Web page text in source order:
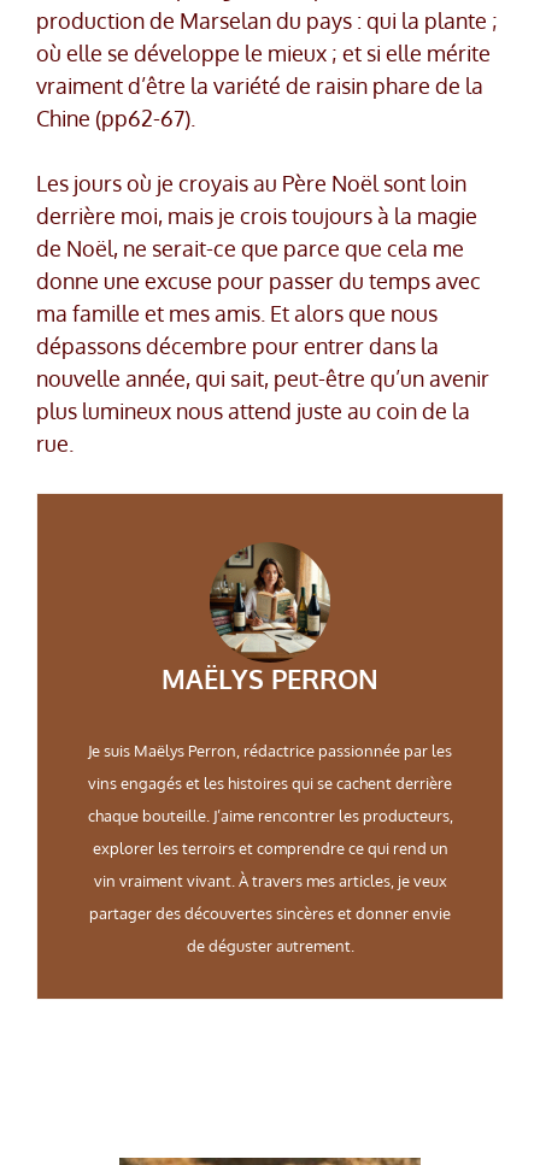
production de Marselan du pays : qui la plante ;
où elle se développe le mieux ; et si elle mérite
vraiment d’être la variété de raisin phare de la
Chine (pp62-67).
Les jours où je croyais au Père Noël sont loin
derrière moi, mais je crois toujours à la magie
de Noël, ne serait-ce que parce que cela me
donne une excuse pour passer du temps avec
ma famille et mes amis. Et alors que nous
dépassons décembre pour entrer dans la
nouvelle année, qui sait, peut-être qu’un avenir
plus lumineux nous attend juste au coin de la
rue.
MAËLYS PERRON
Je suis Maëlys Perron, rédactrice passionnée par les
vins engagés et les histoires qui se cachent derrière
chaque bouteille. J’aime rencontrer les producteurs,
explorer les terroirs et comprendre ce qui rend un
vin vraiment vivant. À travers mes articles, je veux
partager des découvertes sincères et donner envie
de déguster autrement.